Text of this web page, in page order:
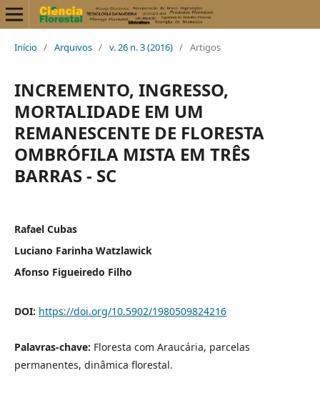
Início / Arquivos / v. 26 n. 3 (2016) / Artigos
INCREMENTO, INGRESSO,
MORTALIDADE EM UM
REMANESCENTE DE FLORESTA
OMBRÓFILA MISTA EM TRÊS
BARRAS - SC
Rafael Cubas
Luciano Farinha Watzlawick
Afonso Figueiredo Filho
DOI: https://doi.org/10.5902/1980509824216
Palavras-chave: Floresta com Araucária, parcelas
permanentes, dinâmica florestal.